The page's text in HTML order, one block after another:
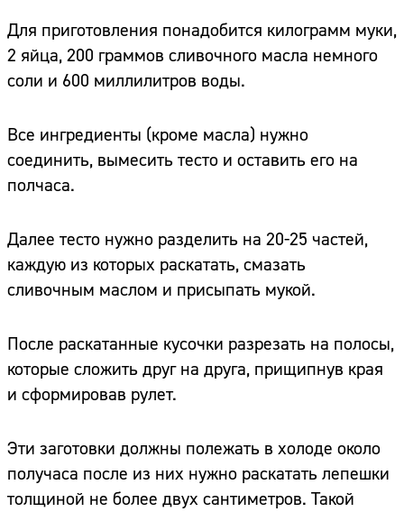
Для приготовления понадобится килограмм муки,
2 яйца, 200 граммов сливочного масла немного
соли и 600 миллилитров воды.
Все ингредиенты (кроме масла) нужно
соединить, вымесить тесто и оставить его на
полчаса.
Далее тесто нужно разделить на 20-25 частей,
каждую из которых раскатать, смазать
сливочным маслом и присыпать мукой.
После раскатанные кусочки разрезать на полосы,
которые сложить друг на друга, прищипнув края
и сформировав рулет.
Эти заготовки должны полежать в холоде около
получаса после из них нужно раскатать лепешки
толщиной не более двух сантиметров. Такой